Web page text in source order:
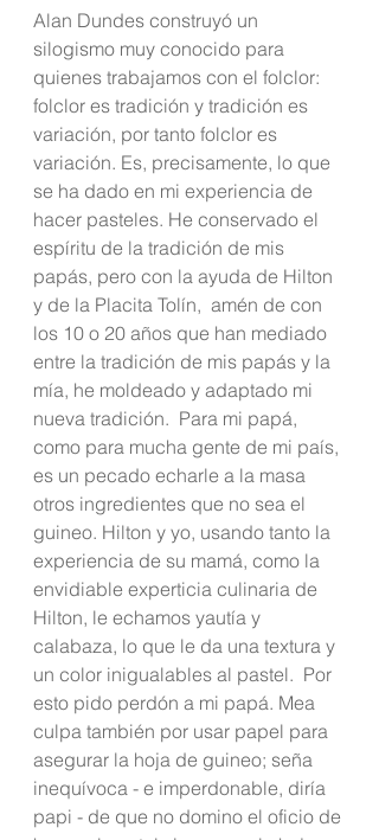
Alan Dundes construyó un
silogismo muy conocido para
quienes trabajamos con el folclor:
folclor es tradición y tradición es
variación, por tanto folclor es
variación. Es, precisamente, lo que
se ha dado en mi experiencia de
hacer pasteles. He conservado el
espíritu de la tradición de mis
papás, pero con la ayuda de Hilton
y de la Placita Tolín,  amén de con
los 10 o 20 años que han mediado
entre la tradición de mis papás y la
mía, he moldeado y adaptado mi
nueva tradición.  Para mi papá,
como para mucha gente de mi país,
es un pecado echarle a la masa
otros ingredientes que no sea el
guineo. Hilton y yo, usando tanto la
experiencia de su mamá, como la
envidiable experticia culinaria de
Hilton, le echamos yautía y
calabaza, lo que le da una textura y
un color inigualables al pastel.  Por
esto pido perdón a mi papá. Mea
culpa también por usar papel para
asegurar la hoja de guineo; seña
inequívoca - e imperdonable, diría
papi - de que no domino el oficio de